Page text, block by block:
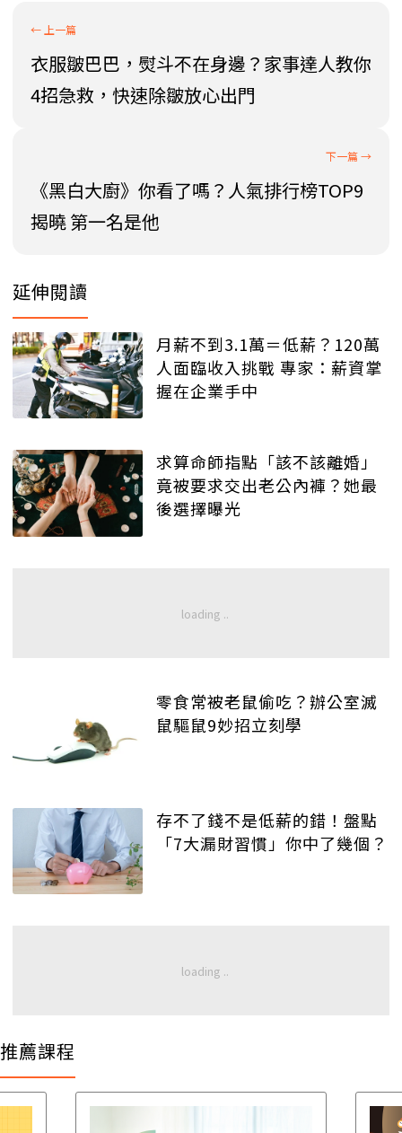
衣服皺巴巴，熨斗不在身邊？家事達人教你
4招急救，快速除皺放心出門
《黑白大廚》你看了嗎？人氣排行榜TOP9
揭曉 第一名是他
延伸閱讀
月薪不到3.1萬＝低薪？120萬
人面臨收入挑戰 專家：薪資掌
握在企業手中
求算命師指點「該不該離婚」
竟被要求交出老公內褲？她最
後選擇曝光
零食常被老鼠偷吃？辦公室滅
鼠驅鼠9妙招立刻學
存不了錢不是低薪的錯！盤點
「7大漏財習慣」你中了幾個？
推薦課程